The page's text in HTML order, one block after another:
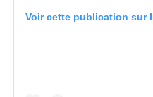
Voir cette publication sur